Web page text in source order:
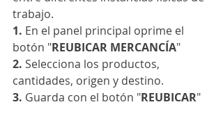
trabajo.
1. En el panel principal oprime el
botón "REUBICAR MERCANCÍA"
2. Selecciona los productos,
cantidades, origen y destino.
3. Guarda con el botón "REUBICAR"